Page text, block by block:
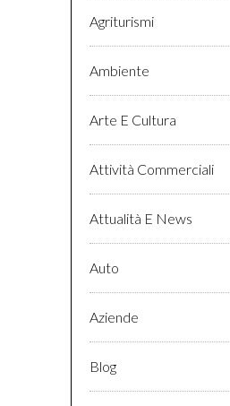
Agriturismi
Ambiente
Arte E Cultura
Attività Commerciali
Attualità E News
Auto
Aziende
Blog